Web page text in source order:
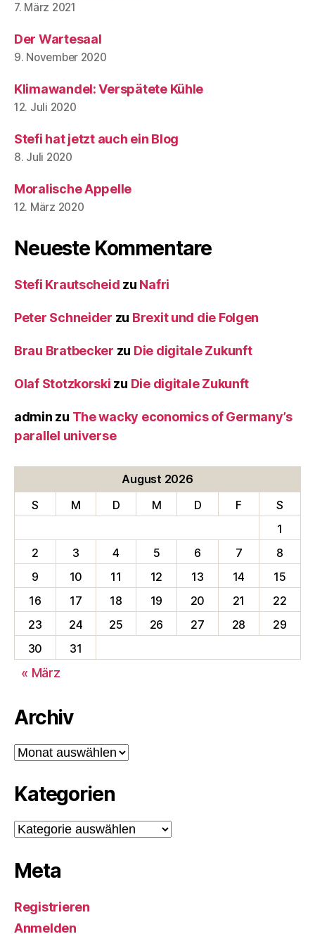
7. März 2021
Der Wartesaal
9. November 2020
Klimawandel: Verspätete Kühle
12. Juli 2020
Stefi hat jetzt auch ein Blog
8. Juli 2020
Moralische Appelle
12. März 2020
Neueste Kommentare
Stefi Krautscheid zu Nafri
Peter Schneider zu Brexit und die Folgen
Brau Bratbecker zu Die digitale Zukunft
Olaf Stotzkorski zu Die digitale Zukunft
admin zu The wacky economics of Germany’s
parallel universe
August 2026
S
M D M D F
S
1
2
3 4 5 6 7
8
9
10 11 12 13 14
15
16
17 18 19 20 21
22
23
24 25 26 27 28
29
30
31
« März
Archiv
Archiv
Kategorien
Kategorien
Meta
Registrieren
Anmelden